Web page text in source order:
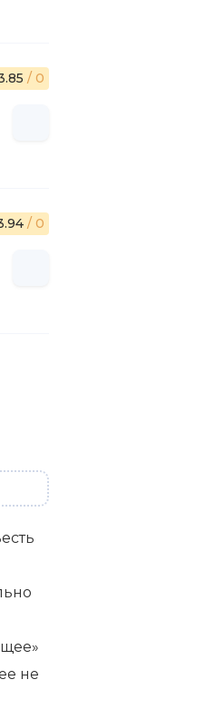
/ 0
/ 0
не